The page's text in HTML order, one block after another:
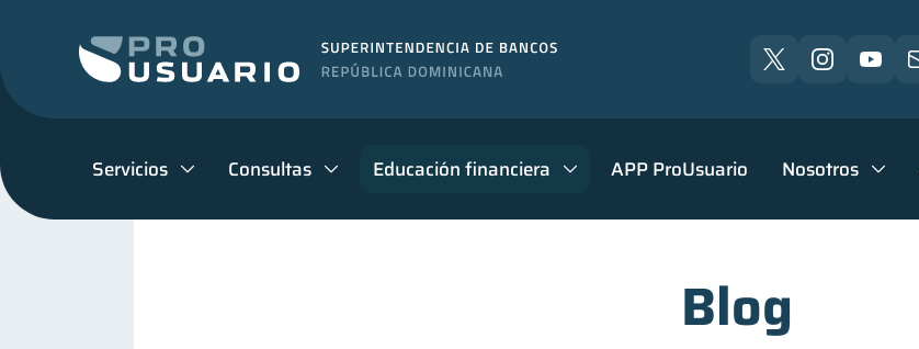
Servicios Consultas Educación financiera APP ProUsuario Nosotros
Blog